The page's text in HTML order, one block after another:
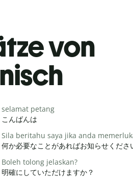
von
selamat petang
こんばんは
Sila beritahu saya jika anda
何か必要なことがあればお知らせくださ
Boleh tolong jelaskan?
明確にしていただけますか？